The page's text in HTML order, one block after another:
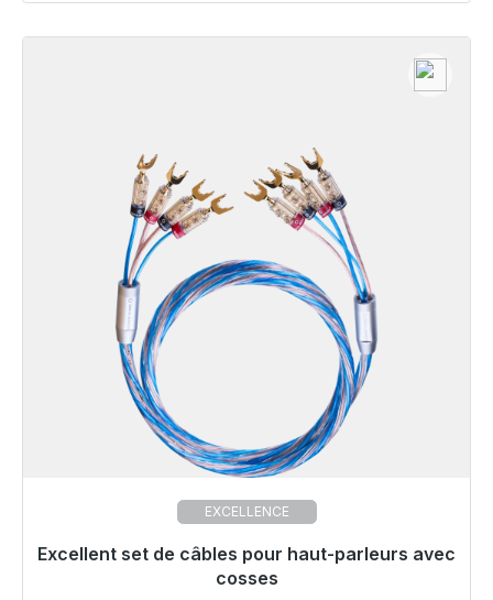
EXCELLENCE
Excellent set de câbles pour haut-parleurs avec
cosses
Prêt à être expédié, délai de livraison 48h*